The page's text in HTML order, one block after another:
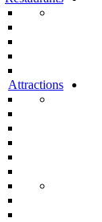
Attractions